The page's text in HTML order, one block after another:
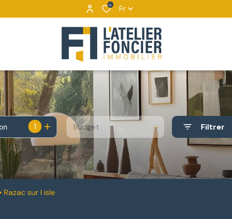
0 Fr
1 Budget Filtrer
Razac sur l isle